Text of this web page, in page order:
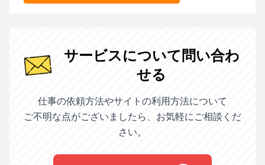
サービスについて問い合わ
せる
仕事の依頼方法やサイトの利用方法について
ご不明な点がございましたら、お気軽にご相談くだ
さい。